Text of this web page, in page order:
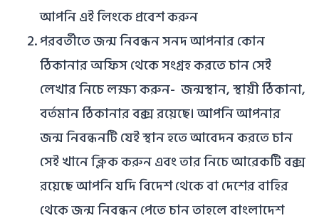
আপনি এই লিংকে প্রবেশ করুন
পরবর্তীতে জন্ম নিবন্ধন সনদ আপনার কোন
ঠিকানার অফিস থেকে সংগ্রহ করতে চান সেই
লেখার নিচে লক্ষ্য করুন- জন্মস্থান, স্থায়ী ঠিকানা,
বর্তমান ঠিকানার বক্স রয়েছে। আপনি আপনার
জন্ম নিবন্ধনটি যেই স্থান হতে আবেদন করতে চান
সেই খানে ক্লিক করুন এবং তার নিচে আরেকটি বক্স
রয়েছে আপনি যদি বিদেশ থেকে বা দেশের বাহির
থেকে জন্ম নিবন্ধন পেতে চান তাহলে বাংলাদেশ